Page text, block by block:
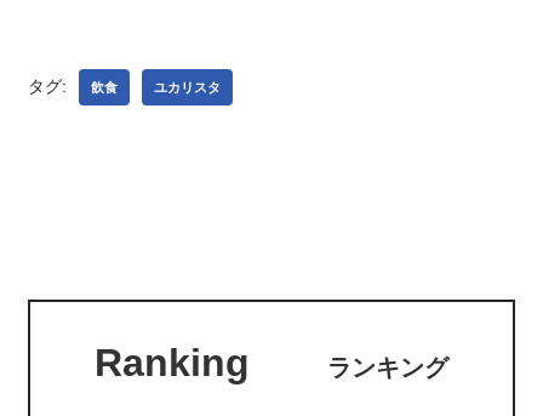
タグ: 飲食 ユカリスタ
Ranking ランキング